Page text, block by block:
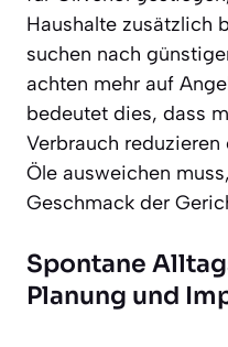
Haushalte zusätzlich
suchen nach
achten mehr auf
bedeutet dies, dass
Verbrauch
Öle ausweichen
Geschmack der
Spontane
Planung und